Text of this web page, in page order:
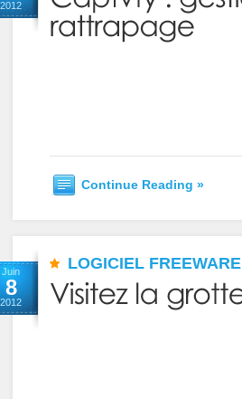
2012
Continue Reading »
Juin
8
2012
LOGICIEL FREEWARE